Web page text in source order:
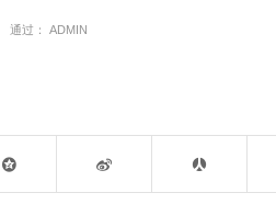
通过： ADMIN